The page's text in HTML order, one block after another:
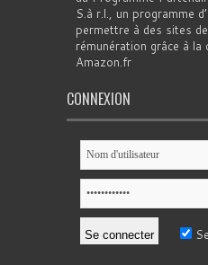
S.à r.l., un programme
permettre à des sites
rémunération grâce à la
Amazon.fr
CONNEXION